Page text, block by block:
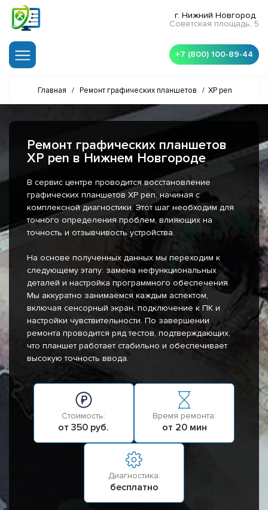
г. Нижний Новгород
Советская площадь, 5
+7 (800) 100-89-44
Главная / Ремонт графических планшетов / XP pen
Ремонт графических планшетов
XP pen в Нижнем Новгороде
В сервис центре проводится восстановление
графических планшетов XP pen, начиная с
комплексной диагностики. Этот шаг необходим для
точного определения проблем, влияющих на
точность и отзывчивость устройства.
На основе полученных данных мы переходим к
следующему этапу: замена нефункциональных
деталей и настройка программного обеспечения.
Мы аккуратно занимаемся каждым аспектом,
включая сенсорный экран, подключение к ПК и
настройки чувствительности. По завершении
ремонта проводится ряд тестов, подтверждающих,
что планшет работает стабильно и обеспечивает
высокую точность ввода.
Стоимость:
от 350 руб.
Время ремонта:
от 20 мин
Диагностика:
бесплатно